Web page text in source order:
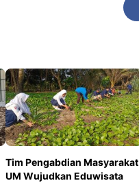
Tim Pengabdian Masyarakat
UM Wujudkan Eduwisata